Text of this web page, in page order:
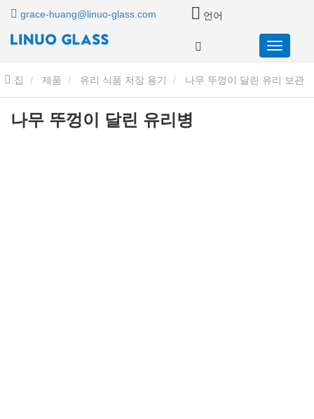
grace-huang@linuo-glass.com 언어
집 제품 유리 식품 저장 용기 나무 뚜껑이 달린 유리 보관
용기 나무 뚜껑이 달린 유리병
나무 뚜껑이 달린 유리병